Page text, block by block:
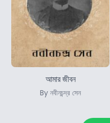
আমার জীবন
By নবীনচন্দ্র সেন